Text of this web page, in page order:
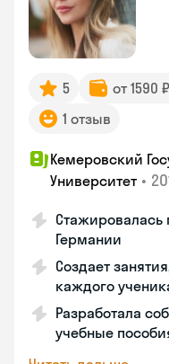
5 от 1590
1 отзыв
Кемеровский
Университет •
Стажировалась
Германии
Создает
каждого
Разработала
учебные